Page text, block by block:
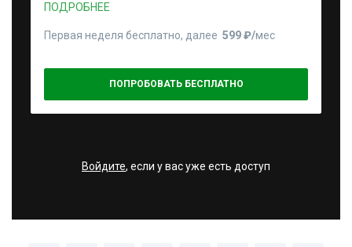
ПОДРОБНЕЕ
Первая неделя бесплатно, далее 599 ₽⁠/⁠мес
ПОПРОБОВАТЬ БЕСПЛАТНО
Войдите, если у вас уже есть доступ